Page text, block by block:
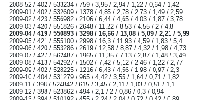
2008-52 / 402 / 533234 / 759 / 3,95 / 2,94 / 1,22 / 0,64 / 1,42
2009-01 / 402 / 532609 / 1378 / 4,85 / 2,78 / 2,73 / 1,49 / 2,59
2009-02 / 423 / 556982 / 2106 / 6,44 / 4,65 / 4,03 / 1,87 / 3,78
2009-03 / 420 / 551826 / 2648 / 11,22 / 8,53 / 4,55 / 2 / 4,8
2009-04 / 419 / 550893 / 3298 / 16,66 / 13,08 / 5,09 / 2,21 / 5,99
2009-05 / 421 / 555100 / 2998 / 16,3 / 11,93 / 4,59 / 1,83 / 5,4
2009-06 / 420 / 553286 / 2619 / 12,58 / 8,87 / 4,32 / 1,98 / 4,73
2009-07 / 427 / 562487 / 1965 / 11,35 / 7,13 / 2,87 / 1,48 / 3,49
2009-08 / 413 / 542927 / 1502 / 7,42 / 5,12 / 2,46 / 1,22 / 2,77
2009-09 / 402 / 528225 / 1216 / 6,43 / 4,56 / 1,98 / 0,97 / 2,3
2009-10 / 404 / 531279 / 965 / 4,42 / 3,55 / 1,64 / 0,71 / 1,82
2009-11 / 398 / 524842 / 615 / 3,45 / 2,11 / 1,03 / 0,51 / 1,1
2009-12 / 398 / 523862 / 494 / 2,1 / 2 / 0,86 / 0,3 / 0,94